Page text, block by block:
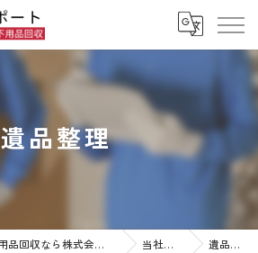
遺品整理
福岡県久留米市の不用品回収なら株式会社総合整理サポート 当社の特徴 遺品整理